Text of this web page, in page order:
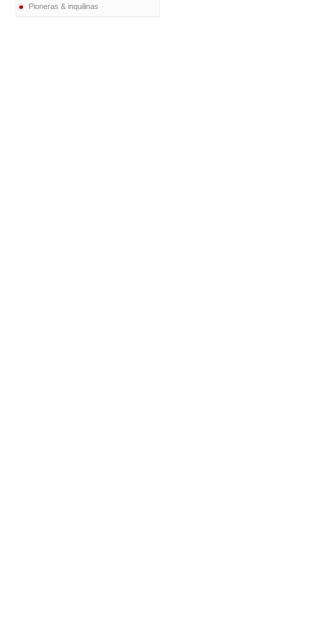
Pioneras & inquilinas